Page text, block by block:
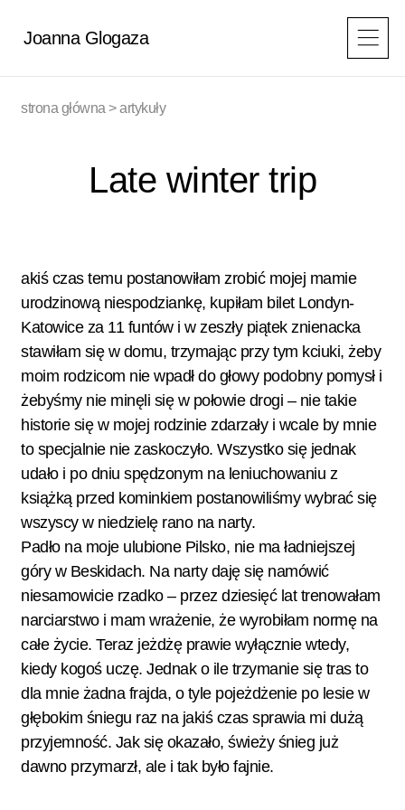
Joanna Glogaza
strona główna >artykuły
Late winter trip
akiś czas temu postanowiłam zrobić mojej mamie
urodzinową niespodziankę, kupiłam bilet Londyn-
Katowice za 11 funtów i w zeszły piątek znienacka
stawiłam się w domu, trzymając przy tym kciuki, żeby
moim rodzicom nie wpadł do głowy podobny pomysł i
żebyśmy nie minęli się w połowie drogi – nie takie
historie się w mojej rodzinie zdarzały i wcale by mnie
to specjalnie nie zaskoczyło. Wszystko się jednak
udało i po dniu spędzonym na leniuchowaniu z
książką przed kominkiem postanowiliśmy wybrać się
wszyscy w niedzielę rano na narty.
Padło na moje ulubione Pilsko, nie ma ładniejszej
góry w Beskidach. Na narty daję się namówić
niesamowicie rzadko – przez dziesięć lat trenowałam
narciarstwo i mam wrażenie, że wyrobiłam normę na
całe życie. Teraz jeżdżę prawie wyłącznie wtedy,
kiedy kogoś uczę. Jednak o ile trzymanie się tras to
dla mnie żadna frajda, o tyle pojeżdżenie po lesie w
głębokim śniegu raz na jakiś czas sprawia mi dużą
przyjemność. Jak się okazało, świeży śnieg już
dawno przymarzł, ale i tak było fajnie.